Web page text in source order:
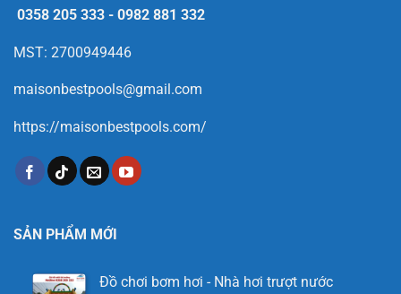
0358 205 333 - 0982 881 332
MST: 2700949446
maisonbestpools@gmail.com
https://maisonbestpools.com/
SẢN PHẨM MỚI
Đồ chơi bơm hơi - Nhà hơi trượt nước